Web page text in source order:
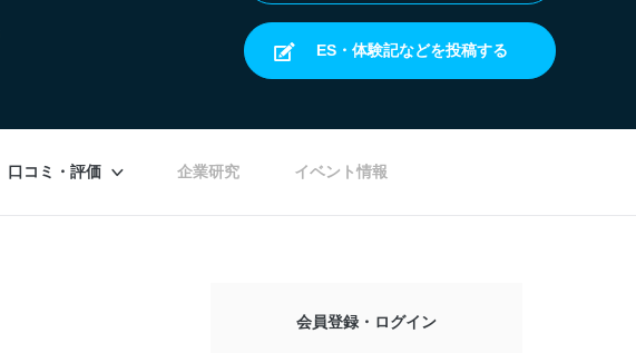
ES・体験記などを投稿する
口コミ・評価 企業研究 イベント情報
会員登録・ログイン